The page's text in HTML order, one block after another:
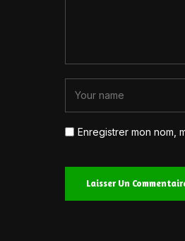
Enregistrer mon nom,